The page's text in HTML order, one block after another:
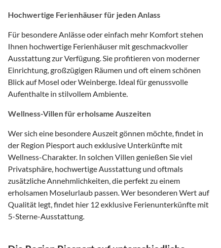
Hochwertige Ferienhäuser für jeden Anlass
Für besondere Anlässe oder einfach mehr Komfort stehen
Ihnen hochwertige Ferienhäuser mit geschmackvoller
Ausstattung zur Verfügung. Sie profitieren von moderner
Einrichtung, großzügigen Räumen und oft einem schönen
Blick auf Mosel oder Weinberge. Ideal für genussvolle
Aufenthalte in stilvollem Ambiente.
Wellness-Villen für erholsame Auszeiten
Wer sich eine besondere Auszeit gönnen möchte, findet in
der Region Piesport auch exklusive Unterkünfte mit
Wellness-Charakter. In solchen Villen genießen Sie viel
Privatsphäre, hochwertige Ausstattung und oftmals
zusätzliche Annehmlichkeiten, die perfekt zu einem
erholsamen Moselurlaub passen. Wer besonderen Wert auf
Qualität legt, findet hier 12 exklusive Ferienunterkünfte mit
5-Sterne-Ausstattung.